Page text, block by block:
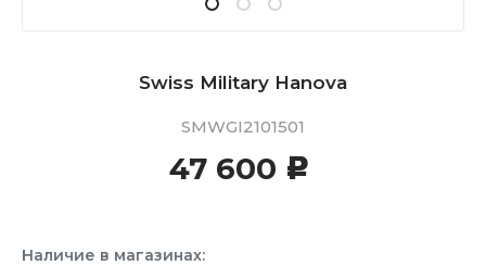
Swiss Military Hanova
SMWGI2101501
47 600 c
Наличие в магазинах: